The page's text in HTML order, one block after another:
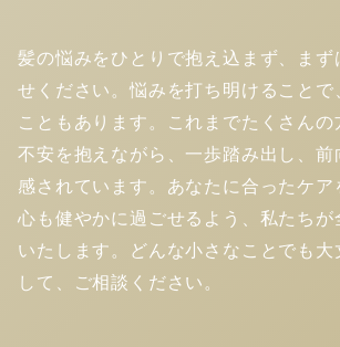
髪の悩みをひとりで抱え込まず、ま
せください。悩みを打ち明けることで
こともあります。これまでたくさんの
不安を抱えながら、一歩踏み出し、前
感されています。あなたに合ったケア
心も健やかに過ごせるよう、私たちが
いたします。どんな小さなことでも
して、ご相談ください。